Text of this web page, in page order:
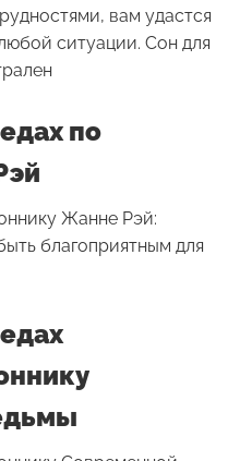
вам удастся
ситуации. Сон для
по
Жанне Рэй:
благоприятным для